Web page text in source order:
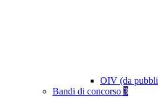
OIV (da
Bandi di concorso 3